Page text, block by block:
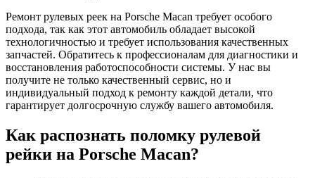
Ремонт рулевых реек на Porsche Macan требует особого
подхода, так как этот автомобиль обладает высокой
технологичностью и требует использования качественных
запчастей. Обратитесь к профессионалам для диагностики и
восстановления работоспособности системы. У нас вы
получите не только качественный сервис, но и
индивидуальный подход к ремонту каждой детали, что
гарантирует долгосрочную службу вашего автомобиля.
Как распознать поломку рулевой
рейки на Porsche Macan?